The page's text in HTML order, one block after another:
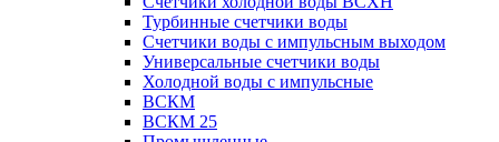
Турбинные счетчики воды
Счетчики воды с импульсным выходом
Универсальные счетчики воды
Холодной воды с импульсные
ВСКМ
ВСКМ 25